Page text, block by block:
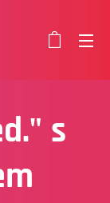
s